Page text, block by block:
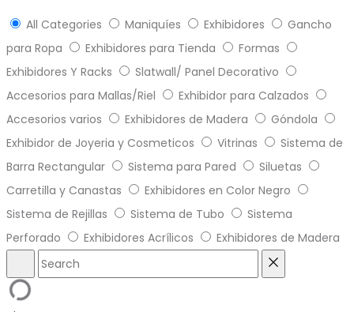
All Categories Maniquíes Exhibidores
Gancho
para Ropa
Exhibidores para Tienda
Formas
Exhibidores Y Racks
Slatwall/ Panel Decorativo
Accesorios para Mallas/Riel
Exhibidor para Calzados
Accesorios varios
Exhibidores de Madera
Góndola
Exhibidor de Joyeria y Cosmeticos
Vitrinas
Sistema de
Barra Rectangular
Sistema para Pared
Siluetas
Carretilla y Canastas
Exhibidores en Color Negro
Sistema de Rejillas
Sistema de Tubo
Sistema
Perforado
Exhibidores Acrílicos Exhibidores de Madera
Search